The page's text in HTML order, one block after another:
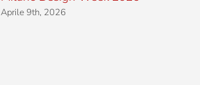
Aprile 9th, 2026